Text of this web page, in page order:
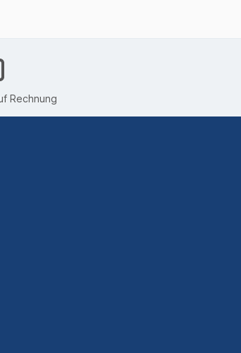
Rechnung